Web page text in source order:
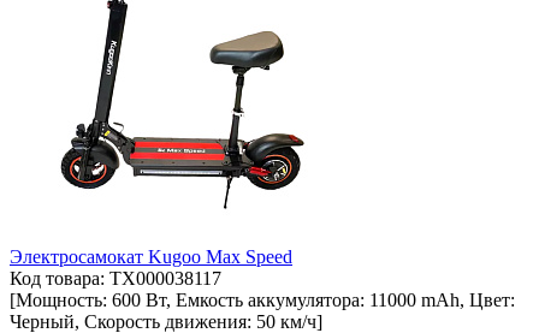
Электросамокат Kugoo Max Speed
Код товара: ТХ000038117
[Мощность: 600 Вт, Емкость аккумулятора: 11000 mAh, Цвет:
Черный, Скорость движения: 50 км/ч]